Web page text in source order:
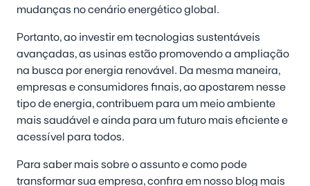
mudanças no cenário energético global.
Portanto, ao investir em tecnologias sustentáveis
avançadas, as usinas estão promovendo a ampliação
na busca por energia renovável. Da mesma maneira,
empresas e consumidores finais, ao apostarem nesse
tipo de energia, contribuem para um meio ambiente
mais saudável e ainda para um futuro mais eficiente e
acessível para todos.
Para saber mais sobre o assunto e como pode
transformar sua empresa, confira em nosso blog mais